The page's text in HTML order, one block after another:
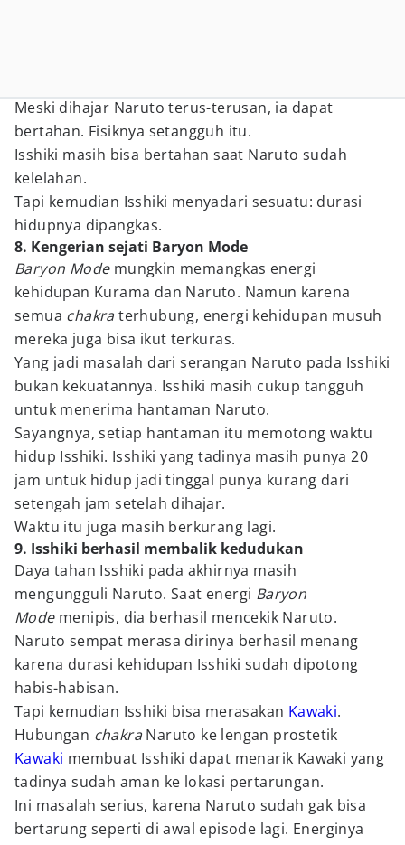
Meski dihajar Naruto terus-terusan, ia dapat
bertahan. Fisiknya setangguh itu.
Isshiki masih bisa bertahan saat Naruto sudah
kelelahan.
Tapi kemudian Isshiki menyadari sesuatu: durasi
hidupnya dipangkas.
8. Kengerian sejati Baryon Mode
Baryon Mode mungkin memangkas energi
kehidupan Kurama dan Naruto. Namun karena
semua chakraterhubung, energi kehidupan musuh
mereka juga bisa ikut terkuras.
Yang jadi masalah dari serangan Naruto pada Isshiki
bukan kekuatannya. Isshiki masih cukup tangguh
untuk menerima hantaman Naruto.
Sayangnya, setiap hantaman itu memotong waktu
hidup Isshiki. Isshiki yang tadinya masih punya 20
jam untuk hidup jadi tinggal punya kurang dari
setengah jam setelah dihajar.
Waktu itu juga masih berkurang lagi.
9. Isshiki berhasil membalik kedudukan
Daya tahan Isshiki pada akhirnya masih
mengungguli Naruto. Saat energi Baryon
Mode menipis, dia berhasil mencekik Naruto.
Naruto sempat merasa dirinya berhasil menang
karena durasi kehidupan Isshiki sudah dipotong
habis-habisan.
Tapi kemudian Isshiki bisa merasakan Kawaki.
Hubungan chakraNaruto ke lengan prostetik
Kawaki membuat Isshiki dapat menarik Kawaki yang
tadinya sudah aman ke lokasi pertarungan.
Ini masalah serius, karena Naruto sudah gak bisa
bertarung seperti di awal episode lagi. Energinya